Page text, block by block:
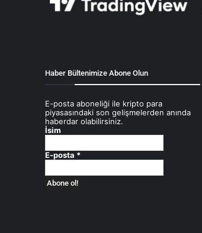
Haber Bültenimize Abone Olun
E-posta aboneliği ile kripto para
piyasasındaki son gelişmelerden anında
haberdar olabilirsiniz.
İsim
E-posta *